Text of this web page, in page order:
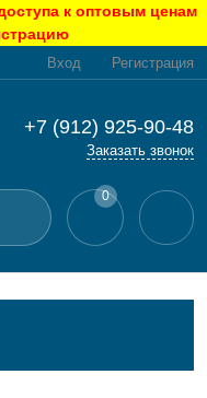
к оптовым ценам
Вход Регистрация
+7 (912) 925-90-48
Заказать звонок
0